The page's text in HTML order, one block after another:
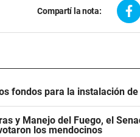
Compartí la nota:
fondos para la instalación
y Manejo del Fuego, el
los mendocinos